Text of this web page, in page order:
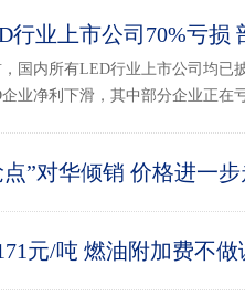
行业上市公司70%亏损
，国内所有LED行业上市公司均已
业净利下滑，其中部分企业正在
”对华倾销 价格进一
元/吨 燃油附加费不做